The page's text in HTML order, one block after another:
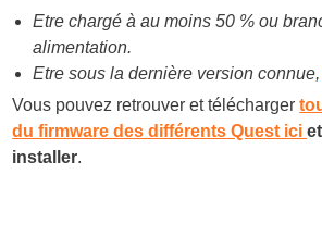
Etre chargé à au moins 50 % ou
alimentation.
Etre sous la dernière version
Vous pouvez retrouver et télécharger
du firmware des différents Quest ici
installer.